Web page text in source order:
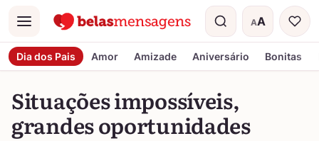
Menu AA
Tamanho do
Dia dos Pais Amor Amizade Aniversário Bonitas
Situações impossíveis,
grandes oportunidades